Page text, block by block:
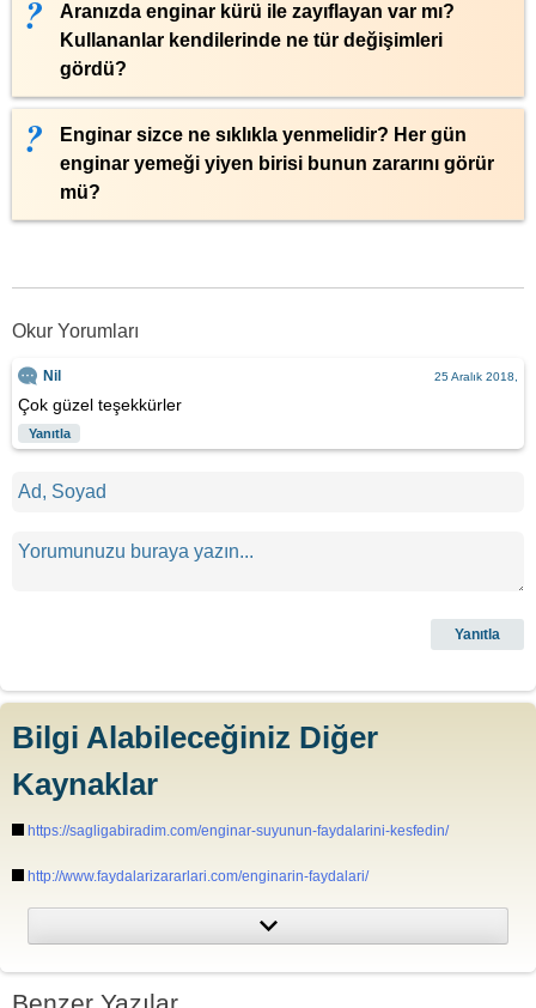
Aranızda enginar kürü ile zayıflayan var mı?
Kullananlar kendilerinde ne tür değişimleri
gördü?
Enginar sizce ne sıklıkla yenmelidir? Her gün
enginar yemeği yiyen birisi bunun zararını görür
mü?
Okur Yorumları
Nil 25 Aralık 2018,
Çok güzel teşekkürler
Yanıtla
Bilgi Alabileceğiniz Diğer
Kaynaklar
https://sagligabiradim.com/enginar-suyunun-faydalarini-kesfedin/
http://www.faydalarizararlari.com/enginarin-faydalari/
http://www.nefisyemektarifleri.com/tag/enginar/